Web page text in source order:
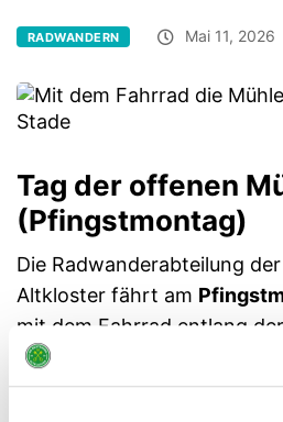
RADWANDERN Mai 11, 2026
Tag der offenen
(Pfingstmontag)
Die Radwanderabteilung
Altkloster fährt am
mit dem Fahrrad entlang
um Stade. Die Tour wird
beginnt mit der S-Bahn